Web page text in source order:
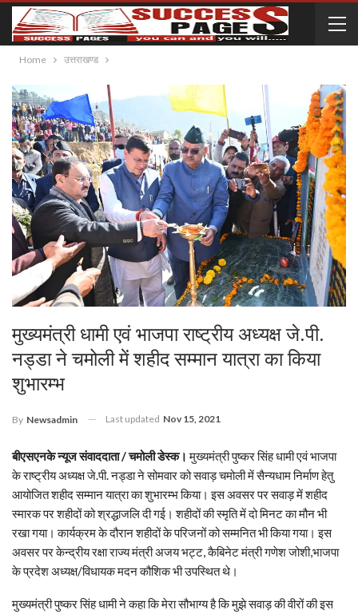
Home उत्तराखण्ड
मुख्यमंत्री धामी एवं भाजपा राष्ट्रीय अध्यक्ष जे.पी.
नड्डा ने चमोली में शहीद सम्मान यात्रा का किया
शुभारम्भ
By Newsadmin Last updated Nov 15, 2021
बीएसएनके न्यूज संवाददाता / चमोली डेस्क। मुख्यमंत्री पुष्कर सिंह धामी एवं भाजपा
के राष्ट्रीय अध्यक्ष जे.पी. नड्डा ने सोमवार को सवाड़ चमोली में सैन्यधाम निर्माण हेतु
आयोजित शहीद सम्मान यात्रा का शुभारम्भ किया। इस अवसर पर सवाड़ में शहीद
स्मारक पर शहीदों को श्रद्धाजलि दी गई। शहीदों की स्मृति में दो मिनट का मौन भी
रखा गया। कार्यक्रम के दौरान शहीदों के परिजनों को सम्मनित भी किया गया। इस
अवसर पर केन्द्रीय रक्षा राज्य मंत्री अजय भट्ट, कैबिनेट मंत्री गणेश जोशी,भाजपा
के प्रदेश अध्यक्ष/विधायक मदन कौशिक भी उपस्थित थे।
मुख्यमंत्री पुष्कर सिंह धामी ने कहा कि मेरा सौभाग्य है कि मुझे सवाड़ की वीरों की इस